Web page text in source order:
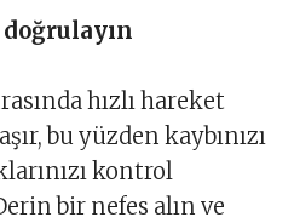
doğrulayın
hızlı hareket
bu yüzden kaybınızı
kontrol
bir nefes alın ve